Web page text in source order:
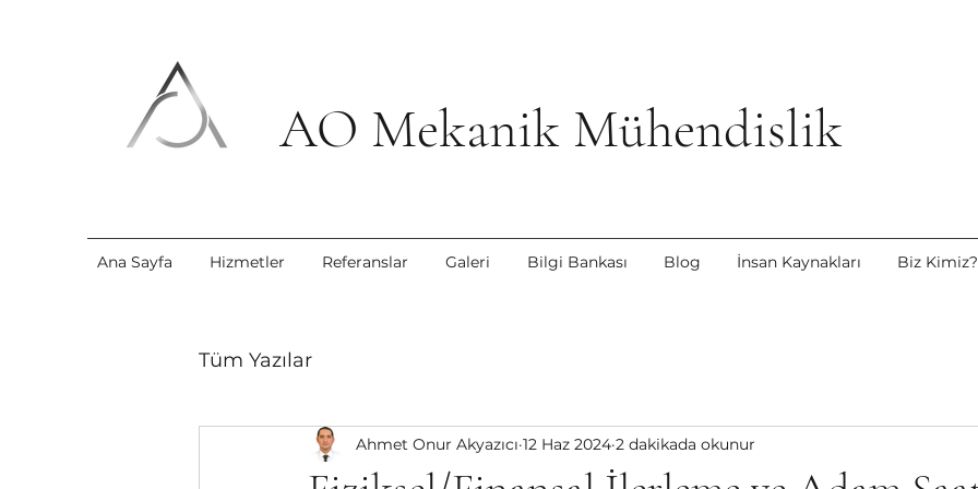
AO Mekanik Mühendislik
Ana Sayfa Hizmetler Referanslar Galeri Bilgi Bankası Blog İnsan Kaynakları Biz Kimiz?
Tüm Yazılar
Ahmet Onur Akyazıcı 12 Haz 2024 2 dakikada okunur